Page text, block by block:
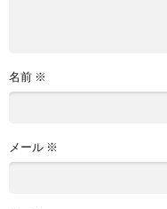
名前 ※
メール ※